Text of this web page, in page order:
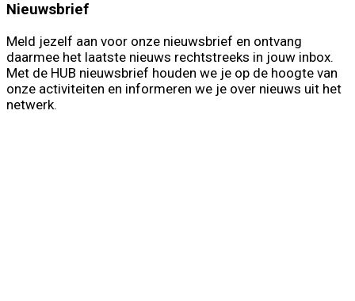
Nieuwsbrief
Meld jezelf aan voor onze nieuwsbrief en ontvang
daarmee het laatste nieuws rechtstreeks in jouw inbox.
Met de HUB nieuwsbrief houden we je op de hoogte van
onze activiteiten en informeren we je over nieuws uit het
netwerk.